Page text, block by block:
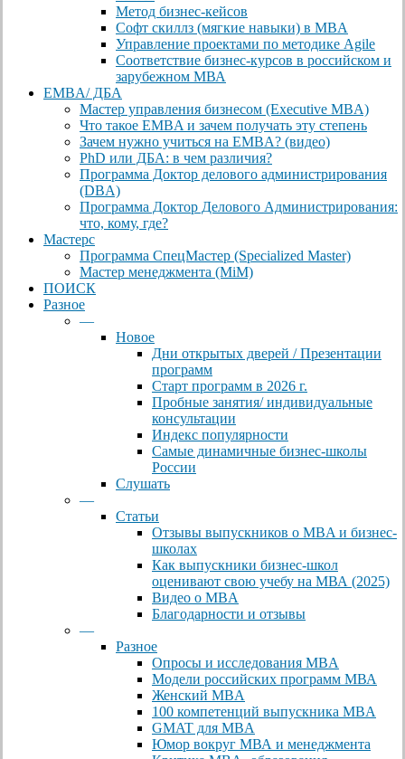
Метод бизнес-кейсов
Софт скиллз (мягкие навыки) в MBA
Управление проектами по методике Agile
Соответствие бизнес-курсов в российском и
зарубежном МВА
EMBA/ ДБA
Мастер управления бизнесом (Executive MBA)
Что такое EMBA и зачем получать эту степень
Зачем нужно учиться на EMBA? (видео)
PhD или ДБА: в чем различия?
Программа Доктор делового администрирования
(DBА)
Программа Доктор Делового Администрирования:
что, кому, где?
Мастерс
Программа СпецМастер (Specialized Master)
Мастер менеджмента (MiM)
ПОИСК
Разное
—
Новое
Дни открытых дверей / Презентации
программ
Старт программ в 2026 г.
Пробные занятия/ индивидуальные
консультации
Индекс популярности
Самые динамичные бизнес-школы
России
Слушать
—
Статьи
Отзывы выпускников о MBA и бизнес-
школах
Как выпускники бизнес-школ
оценивают свою учебу на МВА (2025)
Видео о MBA
Благодарности и отзывы
—
Разное
Опросы и исследования MBA
Модели российских программ МВА
Женский MBA
100 компетенций выпускника MBA
GMAT для MBA
Юмор вокруг МВА и менеджмента